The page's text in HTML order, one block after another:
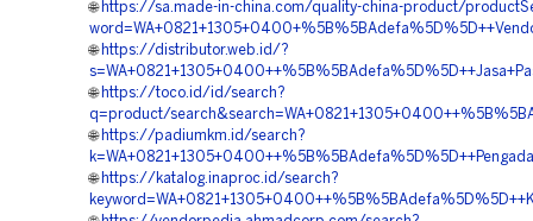
🌐 https://sa.made-in-china.com/quality-china-product/
🌐 https://distributor.web.id/?
🌐 https://toco.id/id/search?
q=product/
🌐 https://padiumkm.id/search?
🌐 https://katalog.inaproc.id/search?